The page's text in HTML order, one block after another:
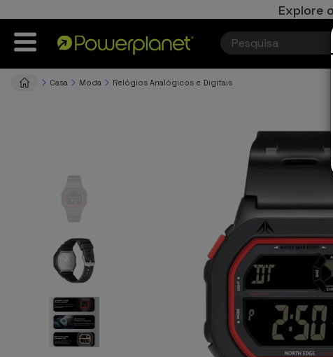
Explore
Casa Moda Relógios Analógicos e Digitais